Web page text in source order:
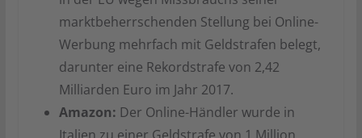
marktbeherrschenden Stellung bei Online-
Werbung mehrfach mit Geldstrafen belegt,
darunter eine Rekordstrafe von 2,42
Milliarden Euro im Jahr 2017.
Amazon: Der Online-Händler wurde in